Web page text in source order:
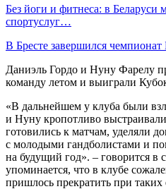
Без йоги и фитнеса: в Беларуси
спортуслуг…
В Бресте завершился
Даниэль Гордо и Нуну Фарелу
команду летом и выиграли
«В дальнейшем у клуба были
и Нуну кропотливо
готовились к матчам, уделяли
с молодыми гандболистами и
на будущий год». – говорится в
упоминается, что в клубе
пришлось прекратить при таких